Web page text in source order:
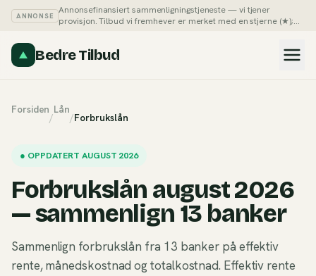
ANNONSE
Annonsefinansiert sammenligningstjeneste — vi tjener
provisjon. Tilbud vi fremhever er merket med en stjerne (★);
Bedre Tilbud
Forsiden
/
Lån
/Forbrukslån
● OPPDATERT AUGUST 2026
Forbrukslån august 2026
— sammenlign 13 banker
Sammenlign forbrukslån fra 13 banker på effektiv
rente, månedskostnad og totalkostnad. Effektiv rente